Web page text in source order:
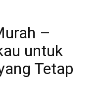
–
untuk
Tetap